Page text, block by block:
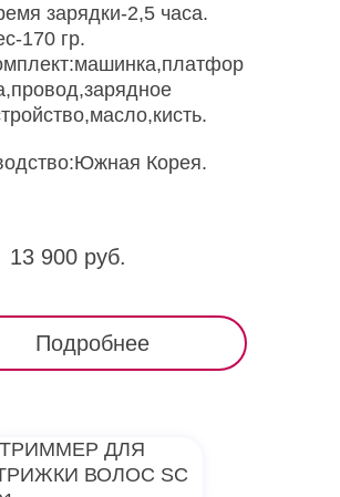
зарядки-2,5 часа.
170 гр.
Корея.
13 900 руб.
Подробнее